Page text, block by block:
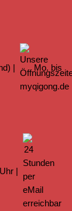
| Mo. bis
|